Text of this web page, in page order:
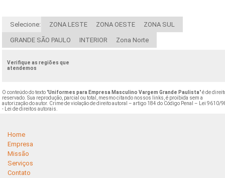
Selecione: ZONA LESTE ZONA OESTE ZONA SUL
GRANDE SÃO PAULO INTERIOR Zona Norte
Verifique as regiões que
atendemos
O conteúdo do texto "Uniformes para Empresa Masculino Vargem Grande Paulista" é de
reservado. Sua reprodução, parcial ou total, mesmo citando nossos links, é proibida sem a
autorização do autor. Crime de violação de direito autoral – artigo 184 do Código Penal –
Lei 9610/
- Lei de direitos autorais
Home
Empresa
Missão
Serviços
Contato